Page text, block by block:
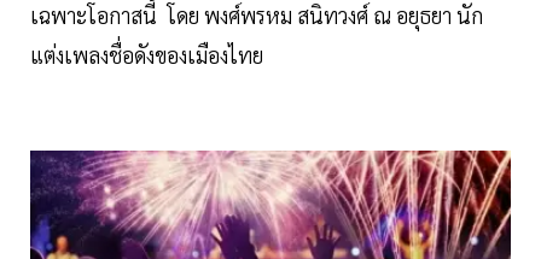
เฉพาะโอกาสนี้ โดย พงศ์พรหม สนิทวงศ์ ณ อยุธยา นัก
แต่งเพลงชื่อดังของเมืองไทย